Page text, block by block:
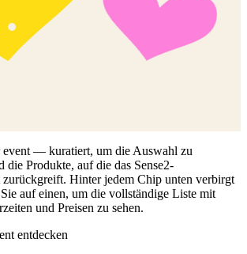
event — kuratiert, um die Auswahl zu
die Produkte, auf die das Sense2-
zurückgreift. Hinter jedem Chip unten verbirgt
auf einen, um die vollständige Liste mit
und Preisen zu sehen.
entdecken